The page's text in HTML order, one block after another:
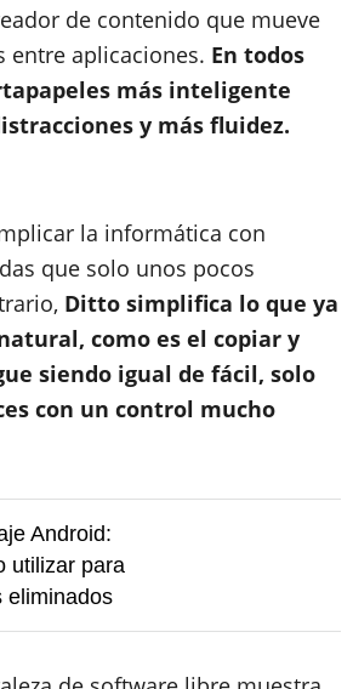
de contenido que mueve
entre aplicaciones. En todos
más inteligente
y más fluidez.
la informática con
que solo unos pocos
Ditto simplifica lo que ya
como es el copiar y
siendo igual de fácil, solo
con un control mucho
Android:
utilizar para
eliminados